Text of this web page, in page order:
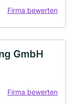
Firma bewerten
GmbH
Firma bewerten